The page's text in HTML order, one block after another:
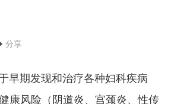
分享
期发现和治疗各种妇科疾病
康风险（阴道炎、宫颈炎、性传